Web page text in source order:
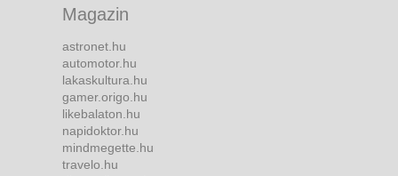
Magazin
astronet.hu
automotor.hu
lakaskultura.hu
gamer.origo.hu
likebalaton.hu
napidoktor.hu
mindmegette.hu
travelo.hu